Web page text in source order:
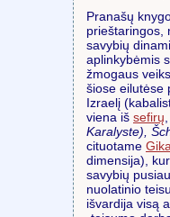
Pranašų
prieštaringos,
savybių
aplinkybėmis
žmogaus
šiose eilutėse
Izraelį
viena iš sefirų
Karalyste),
cituotame
dimensija),
savybių
nuolatinio
išvardija visą